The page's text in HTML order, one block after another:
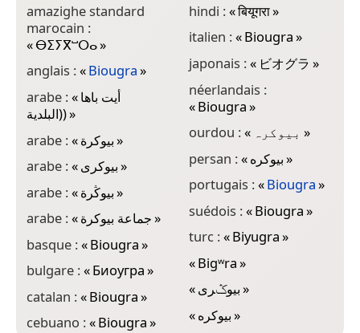
amazighe standard
marocain :
«ⴱⵉⵢⴳⵯⵔⴰ»
anglais :«Biougra»
arabe :«أيت باها
(البلدية)»
arabe :«بيوكرة»
arabe :«بيوكرى»
arabe :«بيوڭرة»
arabe :«جماعة بيوكرة»
basque :«Biougra»
bulgare :«Биоугра»
catalan :«Biougra»
cebuano :«Biougra»
hindi :«बियूगरा»
italien :«Biougra»
japonais :« ビオグラ »
néerlandais :
«Biougra»
ourdou :« بیوکرہ »
persan :«بیوکره»
portugais :«Biougra»
suédois :«Biougra»
turc :«Biyugra»
«Bigʷra»
«بيوݣرى»
«بیوکره»